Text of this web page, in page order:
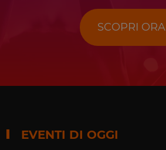
SCOPRI ORA
EVENTI DI OGGI